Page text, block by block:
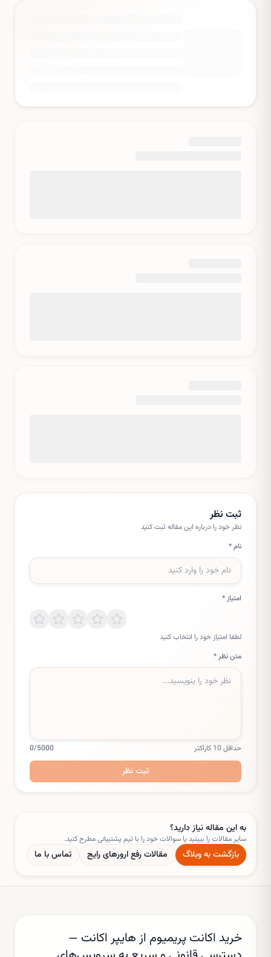
ثبت نظر
نظر خود را درباره اینمقاله ثبت کنید
نام *
امتیاز *
لطفا امتیاز خود را انتخاب کنید
متن نظر *
حداقل 10 کاراکتر 0/5000
ثبت نظر
به این مقاله نیاز دارید؟
سایر مقالات را ببینید یا سوالات خود را با تیم پشتیبانی مطرح کنید.
بازگشت به وبلاگ مقالاترفع ارورهای رایج تماس با ما
خرید اکانت پریمیوم از هایپر اکانت —